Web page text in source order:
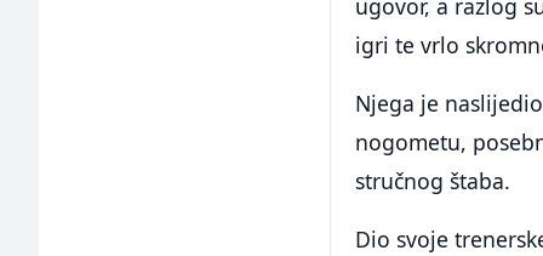
ugovor, a razlog
igri te vrlo
Njega je
nogometu,
stručnog štaba.
Dio svoje